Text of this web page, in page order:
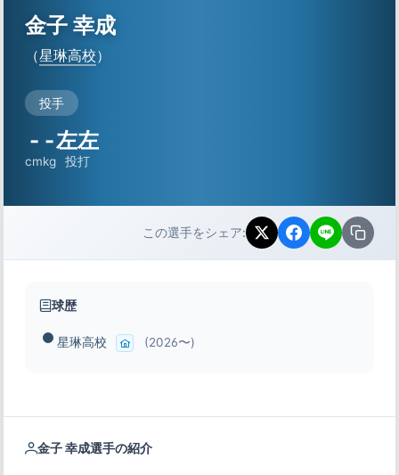
金子 幸成
（星琳高校）
投手
-
cm
-
kg
左左
投打
この選手をシェア:
球歴
星琳高校 (2026〜)
金子 幸成選手の紹介